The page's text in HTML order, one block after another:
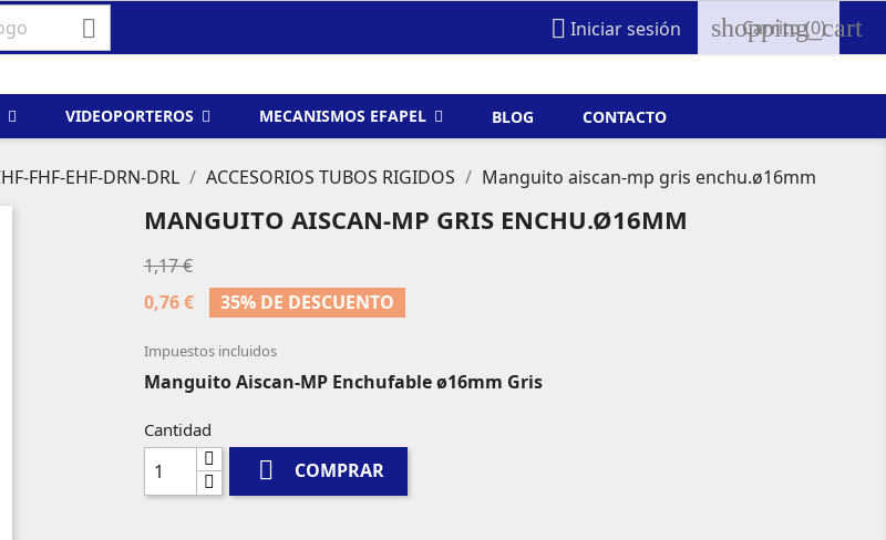
  Iniciar sesión shopping_cart
Carrito(0)
VIDEOPORTEROS MECANISMOS EFAPEL BLOG CONTACTO
FHF-EHF-DRN-DRL ACCESORIOS TUBOS RIGIDOS Manguito aiscan-mp gris enchu.ø16mm
MANGUITO AISCAN-MP GRIS ENCHU.Ø16MM
1,17 €
0,76 €
35% DE DESCUENTO
Impuestos incluidos
Manguito Aiscan-MP Enchufable ø16mm Gris
Cantidad
 COMPRAR